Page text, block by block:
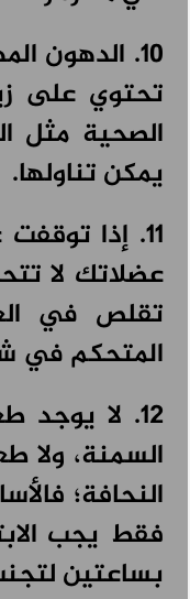
10. الدهون
تحتوي على
الصحية مثل
يمكن تناولها.
11. إذا
عضلاتك لا
تقلص في
المتحكم
12. لا
السمنة، ولا
النحافة؛
فقط يجب
بساعتين